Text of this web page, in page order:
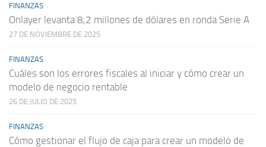
FINANZAS
Onlayer levanta 8,2 millones de dólares en ronda Serie A
27 DE NOVIEMBRE DE 2025
FINANZAS
Cuáles son los errores fiscales al iniciar y cómo crear un
modelo de negocio rentable
26 DE JULIO DE 2025
FINANZAS
Cómo gestionar el flujo de caja para crear un modelo de